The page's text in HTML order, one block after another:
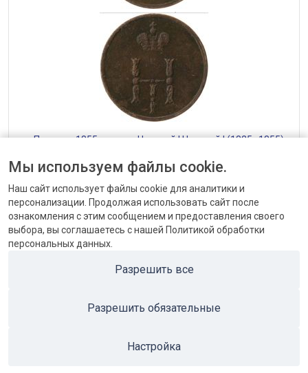
— Полушка 1855, медь — Николай I Николай I (1825–1855)
от 720 до 8400 ₽
ПОПУЛЯРНЫЕ КАТЕГОРИИ
ПОПУЛЯРНЫЕ ТОВАРЫ
Мы используем файлы cookie.
Наш сайт использует файлы cookie для аналитики и
персонализации. Продолжая использовать сайт после
ознакомления с этим сообщением и предоставления своего
выбора, вы соглашаетесь с нашей Политикой обработки
персональных данных.
Разрешить все
Разрешить обязательные
Настройка